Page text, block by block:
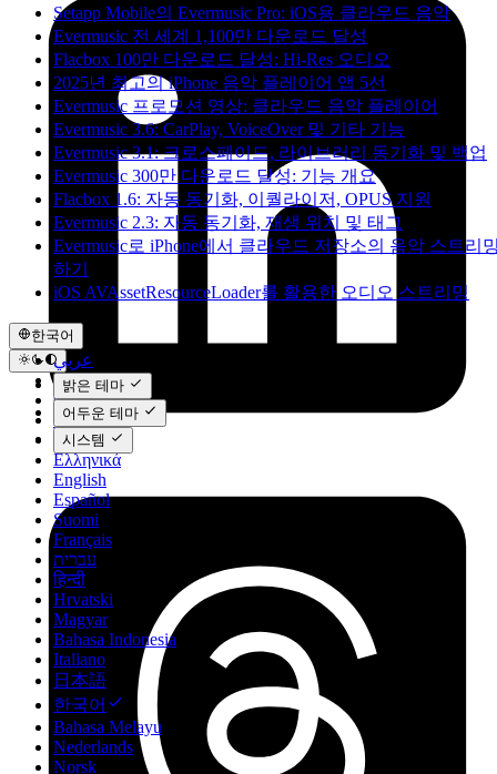
Setapp Mobile의 Evermusic Pro: iOS용 클라우드 음악
Evermusic 전 세계 1,100만 다운로드 달성
Flacbox 100만 다운로드 달성: Hi-Res 오디오
2025년 최고의 iPhone 음악 플레이어 앱 5선
Evermusic 프로모션 영상: 클라우드 음악 플레이어
Evermusic 3.6: CarPlay, VoiceOver 및 기타 기능
Evermusic 3.1: 크로스페이드, 라이브러리 동기화 및 백업
Evermusic 300만 다운로드 달성: 기능 개요
Flacbox 1.6: 자동 동기화, 이퀄라이저, OPUS 지원
Evermusic 2.3: 자동 동기화, 재생 위치 및 태그
Evermusic로 iPhone에서 클라우드 저장소의 음악 스트리
하기
iOS AVAssetResourceLoader를 활용한 오디오 스트리밍
한국어
عربي
Català
Čeština
Dansk
Deutsch
Ελληνικά
English
Español
Suomi
Français
עברית
हिन्दी
Hrvatski
Magyar
Bahasa Indonesia
Italiano
日本語
한국어
Bahasa Melayu
Nederlands
Norsk
밝은 테마
어두운 테마
시스템